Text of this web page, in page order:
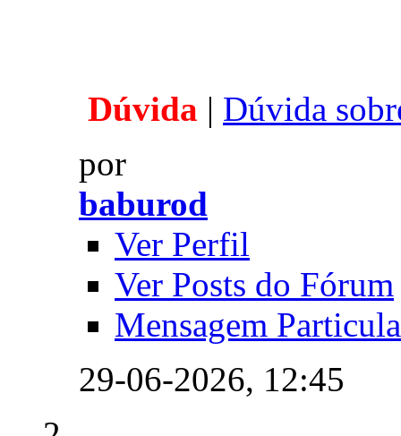
Dúvida | Dúvida
por
baburod
Ver Perfil
Ver Posts do Fórum
Mensagem
29-06-2026, 12:45